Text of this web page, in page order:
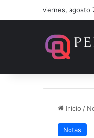
viernes, agosto
Inicio /
Notas